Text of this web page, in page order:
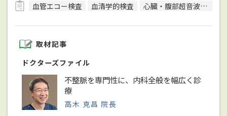
血管エコー検査
血清学的検査 心臓・腹部超音波検査
取材記事
ドクターズファイル
不整脈を専門性に、内科全般を幅広く診
療
高木 克昌 院長